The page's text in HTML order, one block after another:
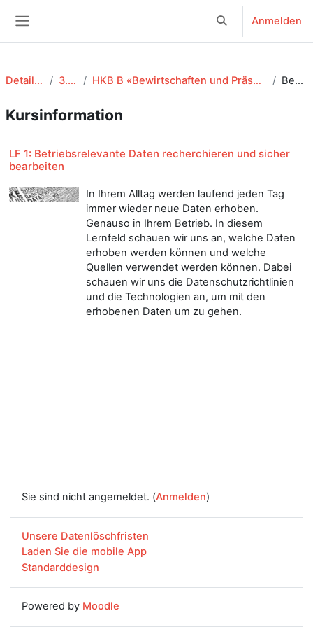
Sucheingabe
Anmelden
Detailhandel EFZ 3. Lehrjahr HKB B «Bewirtschaften und Präsentieren von Produkten und Dienstleistungen» Beschreibung
Kursinformation
LF 1: Betriebsrelevante Daten recherchieren und sicher
bearbeiten
In Ihrem Alltag werden laufend jeden Tag
immer wieder neue Daten erhoben.
Genauso in Ihrem Betrieb. In diesem
Lernfeld schauen wir uns an, welche Daten
erhoben werden können und welche
Quellen verwendet werden können. Dabei
schauen wir uns die Datenschutzrichtlinien
und die Technologien an, um mit den
erhobenen Daten um zu gehen.
Sie sind nicht angemeldet. (Anmelden)
Unsere Datenlöschfristen
Laden Sie die mobile App
Standarddesign
Powered by Moodle